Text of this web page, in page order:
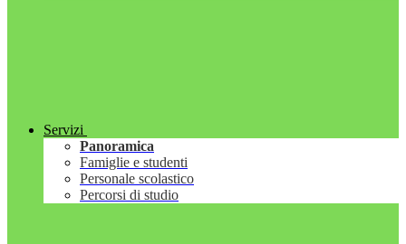
Servizi
Panoramica
Famiglie e studenti
Personale scolastico
Percorsi di studio